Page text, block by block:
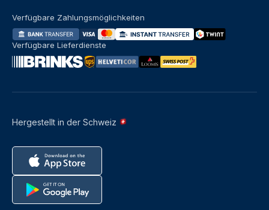
Hergestellt in der Schweiz
Verfügbare Zahlungsmöglichkeiten
Verfügbare Lieferdienste